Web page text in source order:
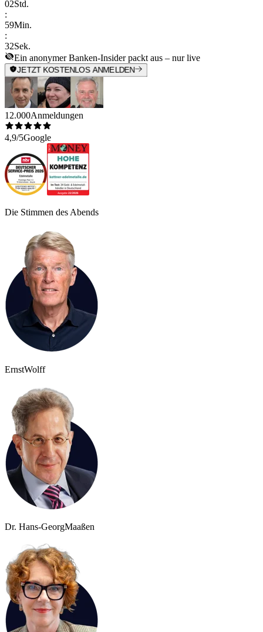
02Std.
:
59Min.
:
32Sek.
Ein anonymer Banken-Insider packt aus – nur live
JETZT KOSTENLOS ANMELDEN
12.000Anmeldungen
4,9/5Google
Die Stimmen des Abends
ErnstWolff
Dr. Hans-GeorgMaaßen